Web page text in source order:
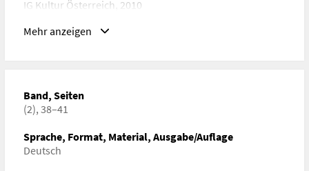
IG Kultur Österreich, 2010
Schlagwörter
ISBN/ISSN/ISMN:
URL
https://igkultur.at/politik/protest-20-dont-believe-hype
Mehr anzeigen
Band, Seiten
(2), 38–41
Sprache, Format, Material, Ausgabe/Auflage
Deutsch